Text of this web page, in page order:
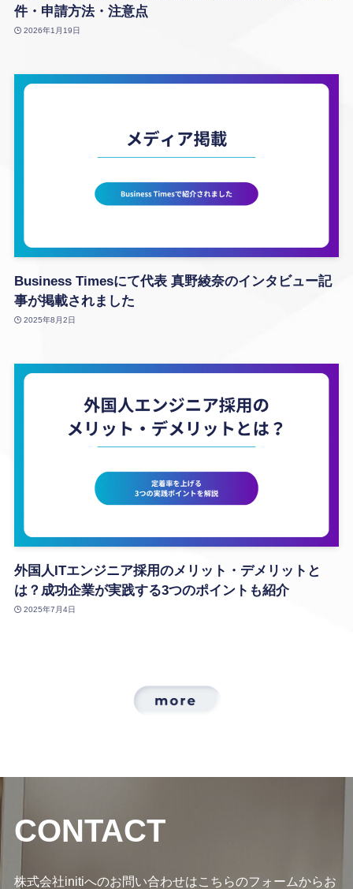
件・申請方法・注意点
2026年1月19日
Business Timesにて代表 真野綾奈のインタビュー記
事が掲載されました
2025年8月2日
外国人ITエンジニア採用のメリット・デメリットと
は？成功企業が実践する3つのポイントも紹介
2025年7月4日
CONTACT
株式会社initiへのお問い合わせはこちらのフォームからお